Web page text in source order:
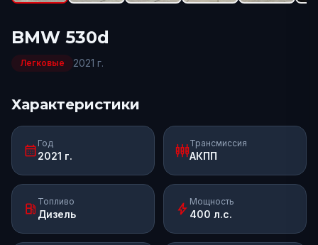
BMW 530d
Легковые 2021 г.
Характеристики
calendar_month Год
2021 г. settings_input_componentТрансмиссия
АКПП
local_gas_station Топливо
Дизель bolt Мощность
400 л.с.